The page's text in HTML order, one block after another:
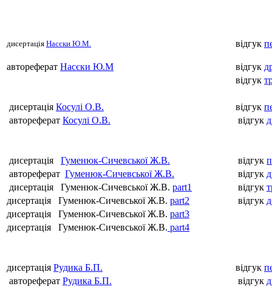
дисертація Насєки Ю.М. відгук
автореферат Насєки Ю.М відгук
відгук
дисертація Косулі О.В. відгук
автореферат Косулі О.В. відгук
дисертація Гуменюк-СичевськоїЖ.В. відгук
автореферат Гуменюк-СичевськоїЖ.В. відгук
дисертація
Гуменюк-СичевськоїЖ.В. part1 відгук
дисертація
Гуменюк-СичевськоїЖ.В. part2 відгук
дисертація
Гуменюк-СичевськоїЖ.В. part3
дисертація
Гуменюк-СичевськоїЖ.В. part4
дисертація Рудика Б.П. відгук
автореферат Рудика Б.П. відгук